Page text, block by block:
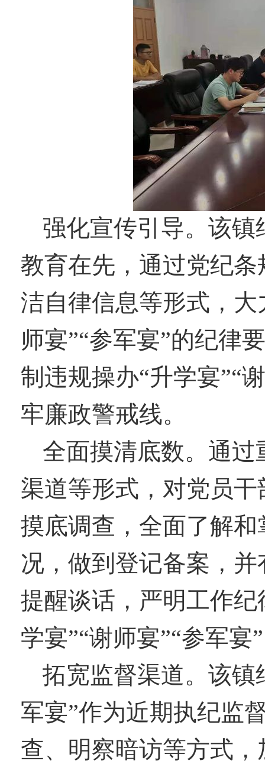
强化宣传引导。该
教育在先，通过党纪
洁自律信息等形式，
师宴”“参军宴”的纪律
制违规操办“升学宴”“
牢廉政警戒线。
全面摸清底数。通
渠道等形式，对党员
摸底调查， 全面了解
况，做到登记备案，并
提醒谈话， 严明工作
学宴”“谢师宴”“参军宴”
拓宽监督渠道。该镇
军宴”作为近期执纪监
查、明察暗访等方式 ，